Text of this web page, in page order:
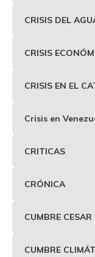
CRISIS DEL
CRISIS
CRISIS EN EL
Crisis en
CRITICAS
CRÓNICA
CUMBRE
CUMBRE